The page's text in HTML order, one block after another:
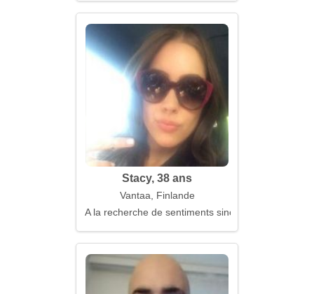
Stacy, 38 ans
Vantaa, Finlande
A la recherche de sentiments sincères et